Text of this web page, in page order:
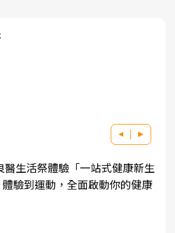
醫生活祭體驗「一站式健康新生
驗到運動，全面啟動你的健康